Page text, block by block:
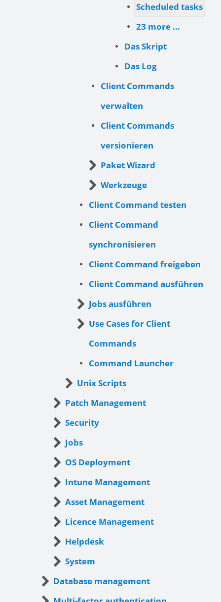
Scheduled tasks
23 more ...
Das Skript
Das Log
Client Commands
verwalten
Client Commands
versionieren
Paket Wizard
Werkzeuge
Client Command testen
Client Command
synchronisieren
Client Command freigeben
Client Command ausführen
Jobs ausführen
Use Cases for Client
Commands
Command Launcher
Unix Scripts
Patch Management
Security
Jobs
OS Deployment
Intune Management
Asset Management
Licence Management
Helpdesk
System
Database management